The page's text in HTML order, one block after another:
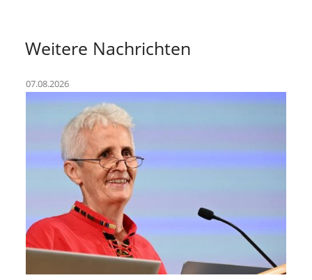
Weitere Nachrichten
07.08.2026